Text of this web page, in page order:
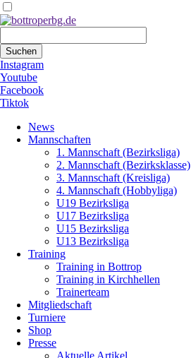
Suchen
Instagram
Youtube
Facebook
Tiktok
überspringen
News
Mannschaften
1. Mannschaft (Bezirksliga)
2. Mannschaft (Bezirksklasse)
3. Mannschaft (Kreisliga)
4. Mannschaft (Hobbyliga)
U19 Bezirksliga
U17 Bezirksliga
U15 Bezirksliga
U13 Bezirksliga
Training
Training in Bottrop
Training in Kirchhellen
Trainerteam
Mitgliedschaft
Turniere
Shop
Presse
Aktuelle Artikel